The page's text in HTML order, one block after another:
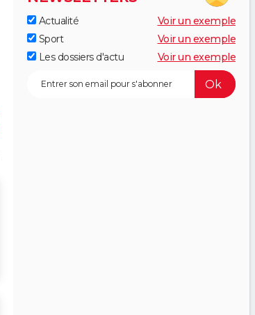
Actualité
Voir un exemple
Sport
Voir un exemple
Les dossiers d'actu
Voir un exemple